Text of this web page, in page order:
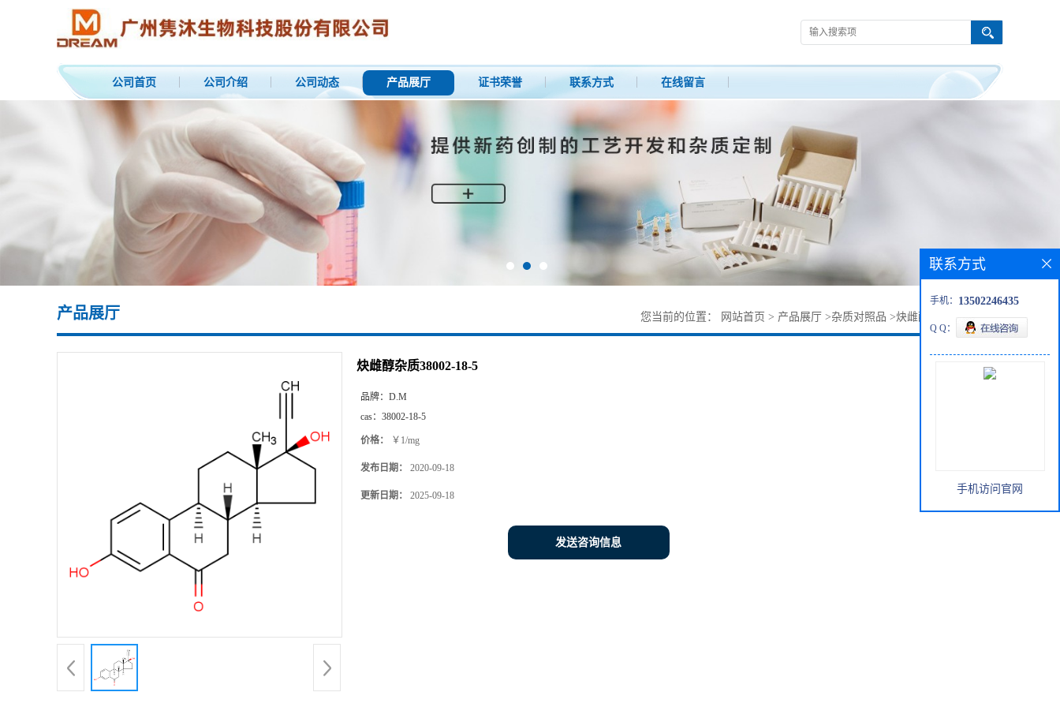
公司首页 公司介绍 公司动态 产品展厅 证书荣誉 联系方式 在线留言
产品展厅 您当前的位置： 网站首页 > 产品展厅 >杂质对照品 >炔雌醇杂质38002-18-5
炔雌醇杂质38002-18-5
品牌： D.M
cas： 38002-18-5
价格： ￥1/mg
发布日期： 2020-09-18
更新日期： 2025-09-18
发送咨询信息
联系方式
手机： 13502246435
Q Q：
手机访问官网